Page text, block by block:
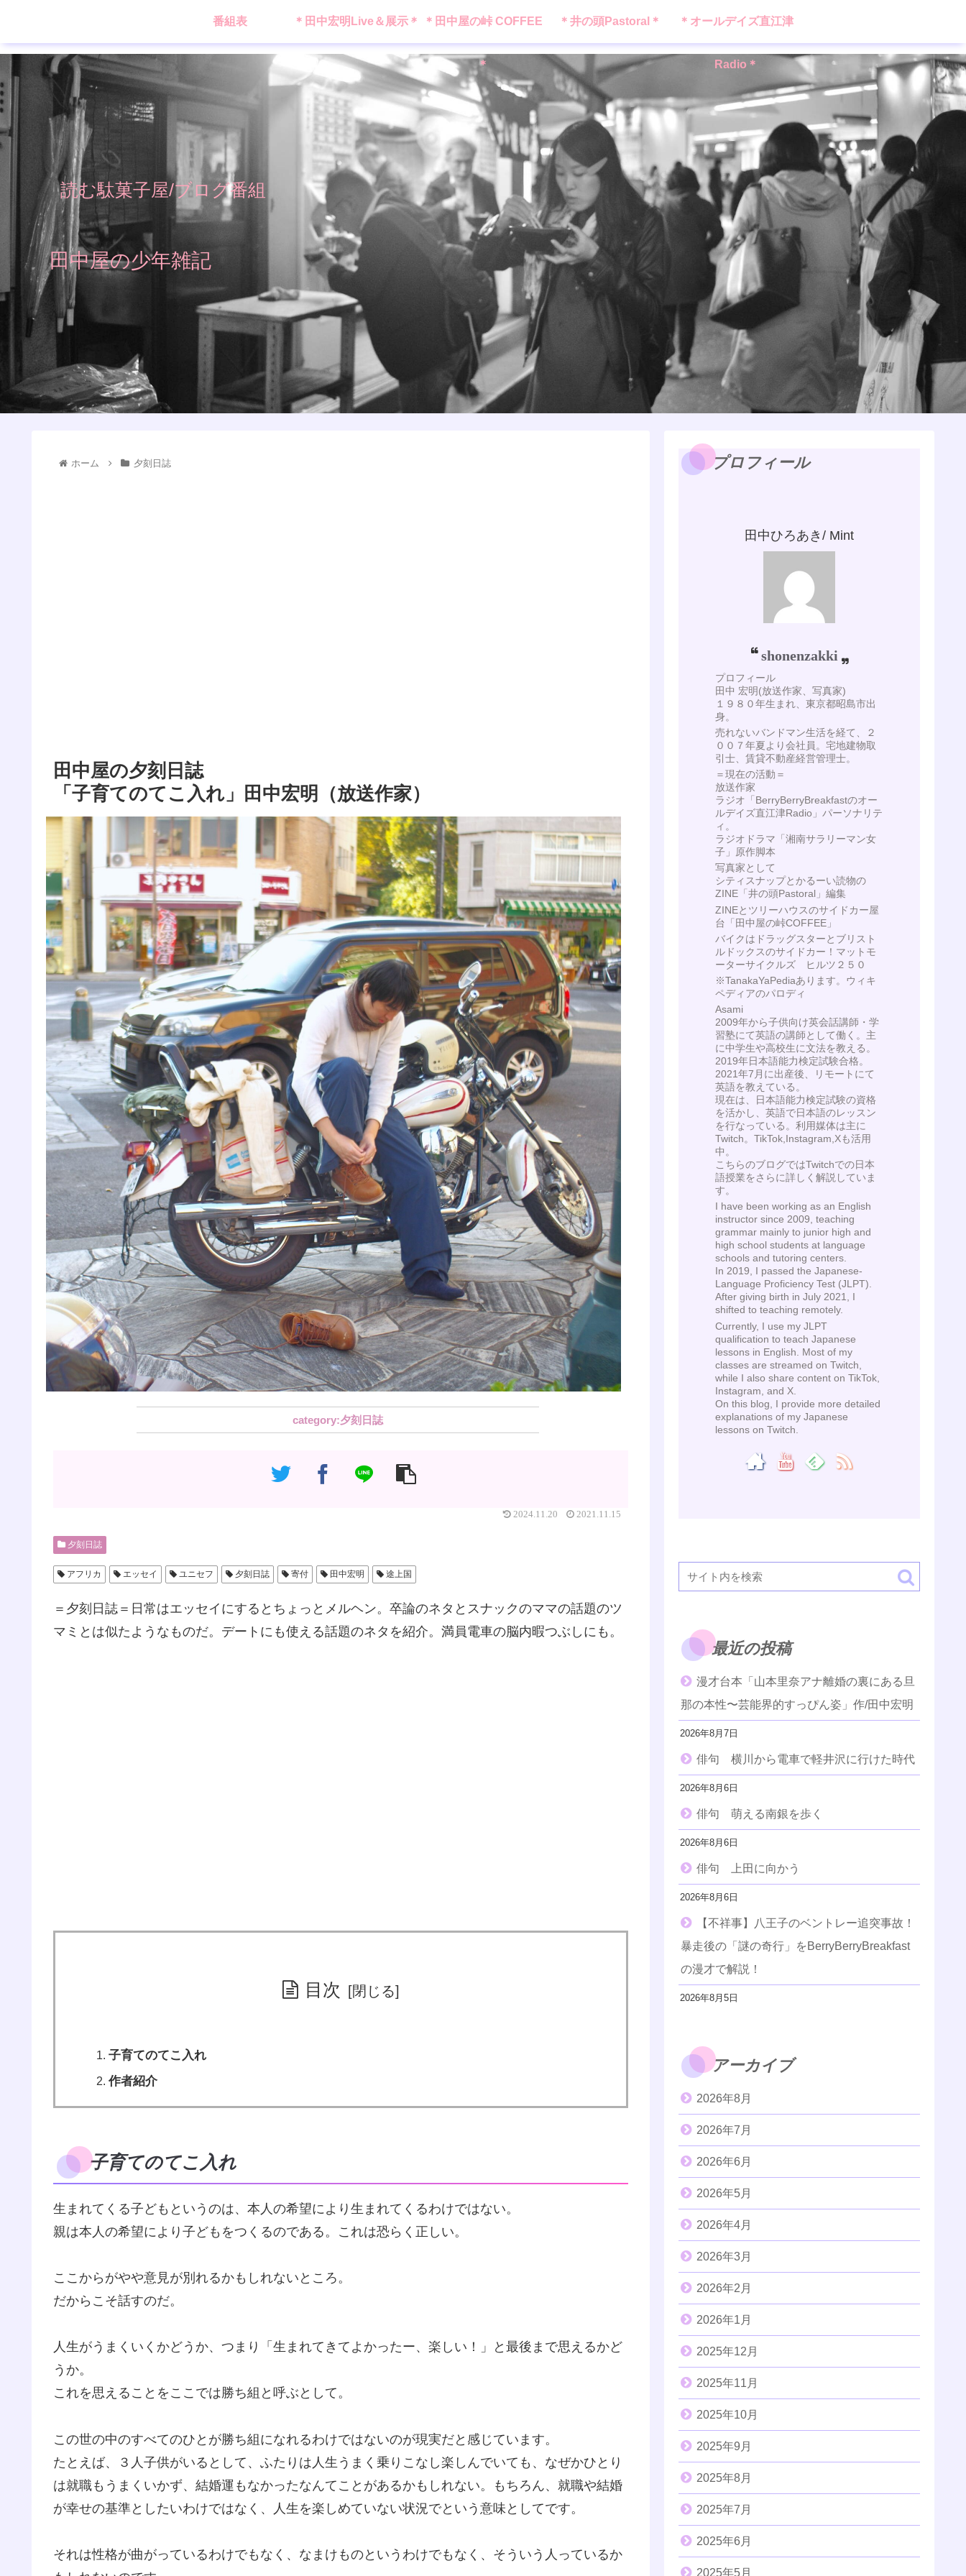
読む駄菓子屋/ブログ番組
田中屋の少年雑記
番組表 ＊田中宏明Live＆展示＊ ＊田中屋の峠 COFFEE
＊
＊井の頭Pastoral＊ ＊オールデイズ直江津
Radio＊
ホーム 夕刻日誌
田中屋の夕刻日誌
「子育てのてこ入れ」田中宏明（放送作家）
夕刻日誌
2024.11.20 2021.11.15
夕刻日誌
アフリカ エッセイ ユニセフ 夕刻日誌 寄付 田中宏明 途上国
＝夕刻日誌＝日常はエッセイにするとちょっとメルヘン。卒論のネタとスナックのママの話題のツ
マミとは似たようなものだ。デートにも使える話題のネタを紹介。満員電車の脳内暇つぶしにも。
目次
子育てのてこ入れ
作者紹介
子育てのてこ入れ
生まれてくる子どもというのは、本人の希望により生まれてくるわけではない。
親は本人の希望により子どもをつくるのである。これは恐らく正しい。
ここからがやや意見が別れるかもしれないところ。
だからこそ話すのだ。
人生がうまくいくかどうか、つまり「生まれてきてよかったー、楽しい！」と最後まで思えるかど
うか。
これを思えることをここでは勝ち組と呼ぶとして。
この世の中のすべてのひとが勝ち組になれるわけではないのが現実だと感じています。
たとえば、３人子供がいるとして、ふたりは人生うまく乗りこなし楽しんでいても、なぜかひとり
は就職もうまくいかず、結婚運もなかったなんてことがあるかもしれない。もちろん、就職や結婚
が幸せの基準としたいわけではなく、人生を楽しめていない状況でという意味としてです。
それは性格が曲がっているわけでもなく、なまけものというわけでもなく、そういう人っているか
プロフィール
田中ひろあき/ Mint
shonenzakki
プロフィール
田中 宏明(放送作家、写真家)
１９８０年生まれ、東京都昭島市出
身。
売れないバンドマン生活を経て、２
００７年夏より会社員。宅地建物取
引士、賃貸不動産経営管理士。
＝現在の活動＝
放送作家
ラジオ「BerryBerryBreakfastのオー
ルデイズ直江津Radio」パーソナリテ
ィ。
ラジオドラマ「湘南サラリーマン女
子」原作脚本
写真家として
シティスナップとかるーい読物の
ZINE「井の頭Pastoral」編集
ZINEとツリーハウスのサイドカー屋
台「田中屋の峠COFFEE」
バイクはドラッグスターとブリスト
ルドックスのサイドカー！マットモ
ーターサイクルズ ヒルツ２５０
※TanakaYaPediaあります。ウィキ
ペディアのパロディ
Asami
2009年から子供向け英会話講師・学
習塾にて英語の講師として働く。主
に中学生や高校生に文法を教える。
2019年日本語能力検定試験合格。
2021年7月に出産後、リモートにて
英語を教えている。
現在は、日本語能力検定試験の資格
を活かし、英語で日本語のレッスン
を行なっている。利用媒体は主に
Twitch。TikTok,Instagram,Xも活用
中。
こちらのブログではTwitchでの日本
語授業をさらに詳しく解説していま
す。
I have been working as an English
instructor since 2009, teaching
grammar mainly to junior high and
high school students at language
schools and tutoring centers.
In 2019, I passed the Japanese-
Language Proficiency Test (JLPT).
After giving birth in July 2021, I
shifted to teaching remotely.
Currently, I use my JLPT
qualification to teach Japanese
lessons in English. Most of my
classes are streamed on Twitch,
while I also share content on TikTok,
Instagram, and X.
On this blog, I provide more detailed
explanations of my Japanese
lessons on Twitch.
最近の投稿
漫才台本「山本里奈アナ離婚の裏にある旦
那の本性〜芸能界的すっぴん姿」作/田中宏明
2026年8月7日
俳句 横川から電車で軽井沢に行けた時代
2026年8月6日
俳句 萌える南銀を歩く
2026年8月6日
俳句 上田に向かう
2026年8月6日
【不祥事】八王子のベントレー追突事故！
暴走後の「謎の奇行」をBerryBerryBreakfast
の漫才で解説！
2026年8月5日
アーカイブ
2026年8月
2026年7月
2026年6月
2026年5月
2026年4月
2026年3月
2026年2月
2026年1月
2025年12月
2025年11月
2025年10月
2025年9月
2025年8月
2025年7月
2025年6月
2025年5月